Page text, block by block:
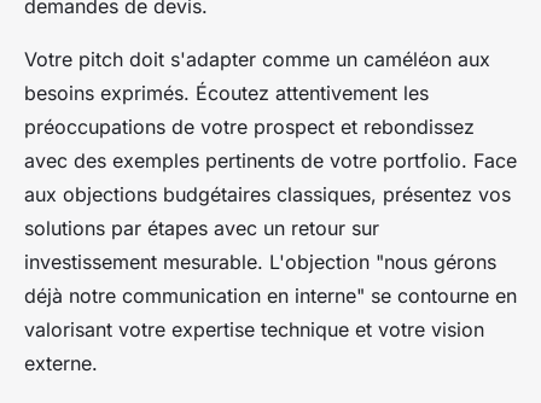
demandes de devis.
Votre pitch doit s'adapter comme un caméléon aux
besoins exprimés. Écoutez attentivement les
préoccupations de votre prospect et rebondissez
avec des exemples pertinents de votre portfolio. Face
aux objections budgétaires classiques, présentez vos
solutions par étapes avec un retour sur
investissement mesurable. L'objection "nous gérons
déjà notre communication en interne" se contourne en
valorisant votre expertise technique et votre vision
externe.